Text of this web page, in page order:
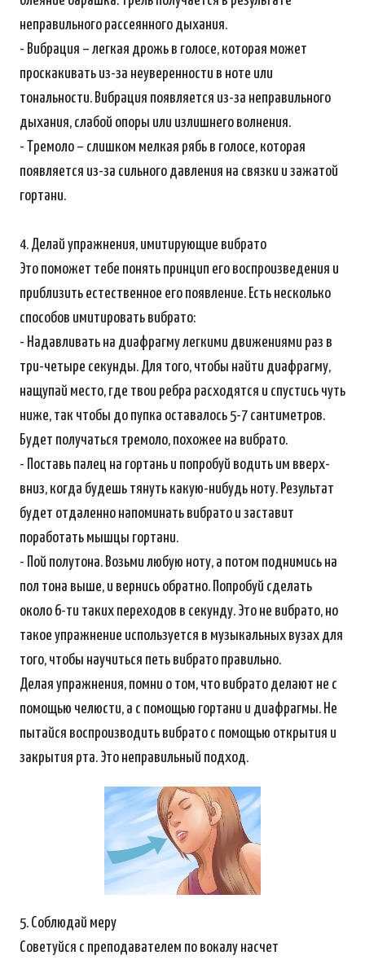
неправильного рассеянного дыхания.
- Вибрация – легкая дрожь в голосе, которая может
проскакивать из-за неуверенности в ноте или
тональности. Вибрация появляется из-за неправильного
дыхания, слабой опоры или излишнего волнения.
- Тремоло – слишком мелкая рябь в голосе, которая
появляется из-за сильного давления на связки и зажатой
гортани.
4. Делай упражнения, имитирующие вибрато
Это поможет тебе понять принцип его воспроизведения и
приблизить естественное его появление. Есть несколько
способов имитировать вибрато:
- Надавливать на диафрагму легкими движениями раз в
три-четыре секунды. Для того, чтобы найти диафрагму,
нащупай место, где твои ребра расходятся и спустись чуть
ниже, так чтобы до пупка оставалось 5-7 сантиметров.
Будет получаться тремоло, похожее на вибрато.
- Поставь палец на гортань и попробуй водить им вверх-
вниз, когда будешь тянуть какую-нибудь ноту. Результат
будет отдаленно напоминать вибрато и заставит
поработать мышцы гортани.
- Пой полутона. Возьми любую ноту, а потом поднимись на
пол тона выше, и вернись обратно. Попробуй сделать
около 6-ти таких переходов в секунду. Это не вибрато, но
такое упражнение используется в музыкальных вузах для
того, чтобы научиться петь вибрато правильно.
Делая упражнения, помни о том, что вибрато делают не с
помощью челюсти, а с помощью гортани и диафрагмы. Не
пытайся воспроизводить вибрато с помощью открытия и
закрытия рта. Это неправильный подход.
5. Соблюдай меру
Советуйся с преподавателем по вокалу насчет